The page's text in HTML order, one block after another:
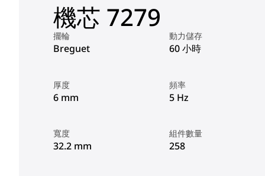
機芯 7279
擺輪
Breguet
動力儲存
60 小時
厚度
6 mm
頻率
5 Hz
寬度
32.2 mm
組件數量
258